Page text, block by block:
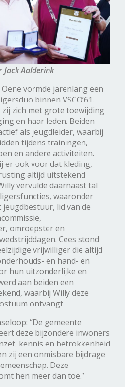
Jack Aalderink
vormde jarenlang een
binnen VSCO’61.
zij zich met grote toewijding
en haar leden. Beiden
als jeugdleider, waarbij
tijdens trainingen,
en andere activiteiten.
er ook voor dat kleding,
altijd uitstekend
vervulde daarnaast tal
waaronder
jeugdbestuur, lid van de
omroepster en
Cees stond
vrijwilliger die altijd
en hand- en
hun uitzonderlijke en
aan beiden een
waarbij Willy deze
ontvangt.
“De gemeente
deze bijzondere inwoners
kennis en betrokkenheid
zij een onmisbare bijdrage
Deze
hen meer dan toe.”